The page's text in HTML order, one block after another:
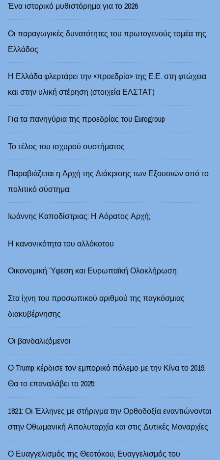
Ένα ιστορικό μυθιστόρημα για το 2026
Οι παραγωγικές δυνατότητες του πρωτογενούς τομέα της
Ελλάδος
Η Ελλάδα φλερτάρει την «προεδρία» της Ε.Ε. στη φτώχεια
και στην υλική στέρηση (στοιχεία ΕΛΣΤΑΤ)
Για τα πανηγύρια της προεδρίας του Eurogroup
Το τέλος του ισχυρού συστήματος
Παραβιάζεται η Αρχή της Διάκρισης των Εξουσιών από το
πολιτικό σύστημα;
Ιωάννης Καποδίστριας: Η Αόρατος Αρχή;
Η κανονικότητα του αλλόκοτου
Οικονομική Ύφεση και Ευρωπαϊκή Ολοκλήρωση
Στα ίχνη του προσωπικού αριθμού της παγκόσμιας
διακυβέρνησης
Οι βανδαλιζόμενοι
Ο Trump κέρδισε τον εμπορικό πόλεμο με την Κίνα το 2019.
Θα το επαναλάβει το 2025;
1821: Οι Έλληνες με στήριγμα την Ορθοδοξία εναντιώνονται
στην Οθωμανική Απολυταρχία και στις Δυτικές Μοναρχίες
Ο Ευαγγελισμός της Θεοτόκου, Ευαγγελισμός του